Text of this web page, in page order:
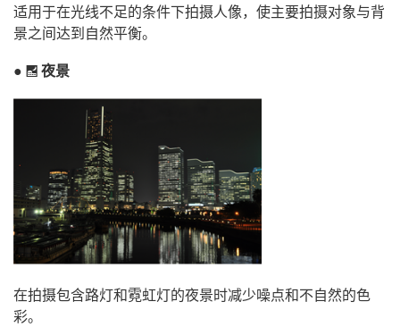
适用于在光线不足的条件下拍摄人像，使主要拍摄对象与背
景之间达到自然平衡。
r 夜景
在拍摄包含路灯和霓虹灯的夜景时减少噪点和不自然的色
彩。